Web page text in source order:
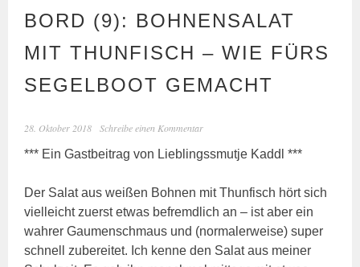
BORD (9): BOHNENSALAT
MIT THUNFISCH – WIE FÜRS
SEGELBOOT GEMACHT
28. Oktober 2018 Schreibe einen Kommentar
*** Ein Gastbeitrag von Lieblingssmutje Kaddl ***
Der Salat aus weißen Bohnen mit Thunfisch hört sich
vielleicht zuerst etwas befremdlich an – ist aber ein
wahrer Gaumenschmaus und (normalerweise) super
schnell zubereitet. Ich kenne den Salat aus meiner